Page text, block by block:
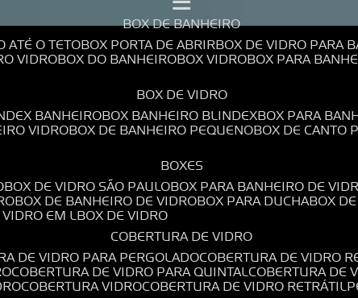
BOX DE BANHEIRO
ATÉ O TETO BOX PORTA DE ABRIR BOX DE VIDRO PARA
VIDRO BOX DO BANHEIRO BOX VIDRO BOX PARA
BOX DE VIDRO
BANHEIRO BOX BANHEIRO BLINDEX BOX PARA
VIDRO BOX DE BANHEIRO PEQUENO BOX DE
BOXES
BOX DE VIDRO SÃO PAULO BOX PARA BANHEIRO DE
BOX DE BANHEIRO DE VIDRO BOX PARA DUCHA BOX
VIDRO EM L BOX DE VIDRO
COBERTURA DE VIDRO
DE VIDRO PARA PERGOLADO COBERTURA DE VIDRO
COBERTURA DE VIDRO PARA QUINTAL COBERTURA
COBERTURA VIDRO COBERTURA DE VIDRO RETRÁTIL